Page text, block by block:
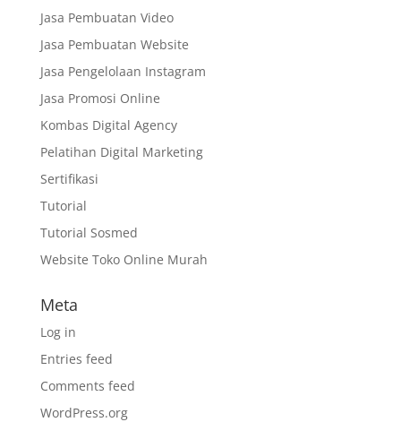
Jasa Pembuatan Video
Jasa Pembuatan Website
Jasa Pengelolaan Instagram
Jasa Promosi Online
Kombas Digital Agency
Pelatihan Digital Marketing
Sertifikasi
Tutorial
Tutorial Sosmed
Website Toko Online Murah
Meta
Log in
Entries feed
Comments feed
WordPress.org